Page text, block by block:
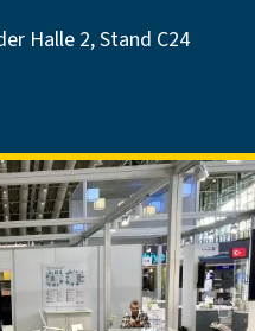
Halle 2, Stand C24